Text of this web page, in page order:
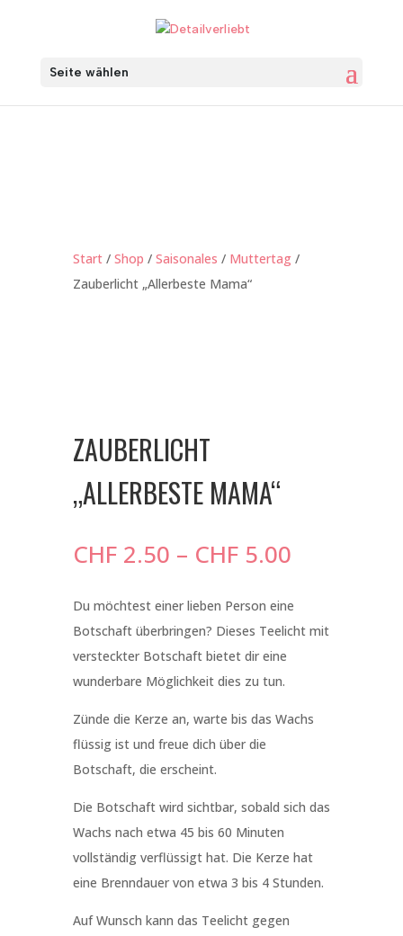
Seite wählen
Start/ Shop / Saisonales / Muttertag/
Zauberlicht „Allerbeste Mama“
ZAUBERLICHT
„ALLERBESTE MAMA“
CHF2.50 – CHF5.00
bis
CHF 5.00
Du möchtest einer lieben Person eine
Botschaft überbringen? Dieses Teelicht mit
versteckter Botschaft bietet dir eine
wunderbare Möglichkeit dies zu tun.
Zünde die Kerze an, warte bis das Wachs
flüssig ist und freue dich über die
Botschaft, die erscheint.
Die Botschaft wird sichtbar, sobald sich das
Wachs nach etwa 45 bis 60 Minuten
vollständig verflüssigt hat. Die Kerze hat
eine Brenndauer von etwa 3 bis 4 Stunden.
Auf Wunsch kann das Teelicht gegen